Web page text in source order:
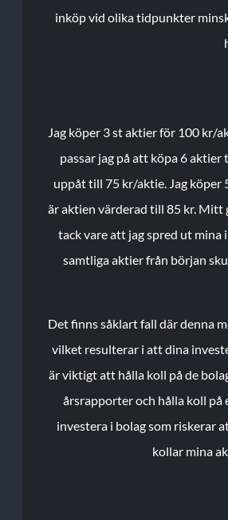
inköp vid olika tidpunkter
Jag köper 3 st aktier för 100 kr/
passar jag på att köpa 6 aktier
uppåt till 75 kr/aktie. Jag köper
är aktien värderad till 85 kr. Mitt
tack vare att jag spred ut
samtliga aktier från början
Det finns såklart fall där denna
vilket resulterar i att dina
är viktigt att hålla koll på de
årsrapporter och hålla koll
investera i bolag som riskerar
kollar mina